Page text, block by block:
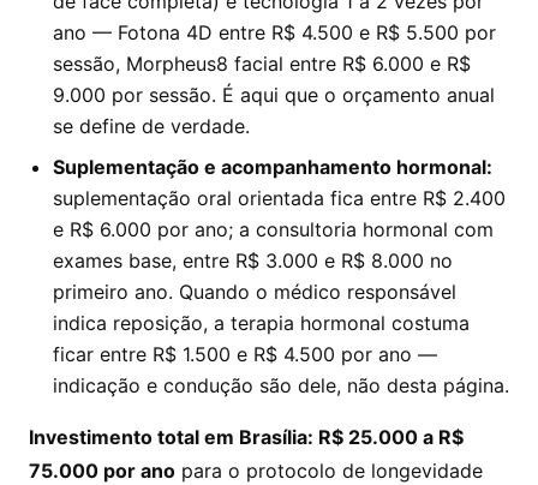
ano — Fotona 4D entre R$ 4.500 e R$ 5.500 por
sessão, Morpheus8 facial entre R$ 6.000 e R$
9.000 por sessão. É aqui que o orçamento anual
se define de verdade.
Suplementação e acompanhamento hormonal:
suplementação oral orientada fica entre R$ 2.400
e R$ 6.000 por ano; a consultoria hormonal com
exames base, entre R$ 3.000 e R$ 8.000 no
primeiro ano. Quando o médico responsável
indica reposição, a terapia hormonal costuma
ficar entre R$ 1.500 e R$ 4.500 por ano —
indicação e condução são dele, não desta página.
Investimento total em Brasília: R$ 25.000 a R$
75.000 por ano para o protocolo de longevidade